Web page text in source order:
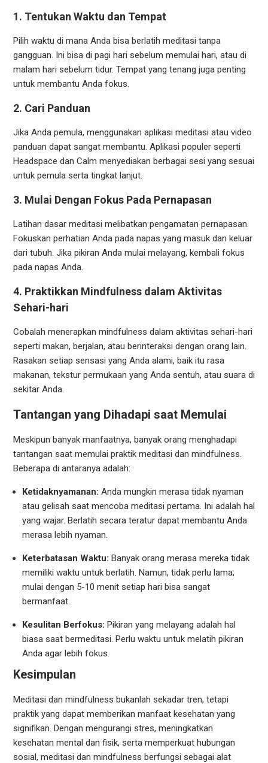
1. Tentukan Waktu dan Tempat
Pilih waktu di mana Anda bisa berlatih meditasi tanpa
gangguan. Ini bisa di pagi hari sebelum memulai hari, atau di
malam hari sebelum tidur. Tempat yang tenang juga penting
untuk membantu Anda fokus.
2. Cari Panduan
Jika Anda pemula, menggunakan aplikasi meditasi atau video
panduan dapat sangat membantu. Aplikasi populer seperti
Headspace dan Calm menyediakan berbagai sesi yang sesuai
untuk pemula serta tingkat lanjut.
3. Mulai Dengan Fokus Pada Pernapasan
Latihan dasar meditasi melibatkan pengamatan pernapasan.
Fokuskan perhatian Anda pada napas yang masuk dan keluar
dari tubuh. Jika pikiran Anda mulai melayang, kembali fokus
pada napas Anda.
4. Praktikkan Mindfulness dalam Aktivitas
Sehari-hari
Cobalah menerapkan mindfulness dalam aktivitas sehari-hari
seperti makan, berjalan, atau berinteraksi dengan orang lain.
Rasakan setiap sensasi yang Anda alami, baik itu rasa
makanan, tekstur permukaan yang Anda sentuh, atau suara di
sekitar Anda.
Tantangan yang Dihadapi saat Memulai
Meskipun banyak manfaatnya, banyak orang menghadapi
tantangan saat memulai praktik meditasi dan mindfulness.
Beberapa di antaranya adalah:
Ketidaknyamanan: Anda mungkin merasa tidak nyaman
atau gelisah saat mencoba meditasi pertama. Ini adalah hal
yang wajar. Berlatih secara teratur dapat membantu Anda
merasa lebih nyaman.
Keterbatasan Waktu: Banyak orang merasa mereka tidak
memiliki waktu untuk berlatih. Namun, tidak perlu lama;
mulai dengan 5-10 menit setiap hari bisa sangat
bermanfaat.
Kesulitan Berfokus: Pikiran yang melayang adalah hal
biasa saat bermeditasi. Perlu waktu untuk melatih pikiran
Anda agar lebih fokus.
Kesimpulan
Meditasi dan mindfulness bukanlah sekadar tren, tetapi
praktik yang dapat memberikan manfaat kesehatan yang
signifikan. Dengan mengurangi stres, meningkatkan
kesehatan mental dan fisik, serta memperkuat hubungan
sosial, meditasi dan mindfulness berfungsi sebagai alat